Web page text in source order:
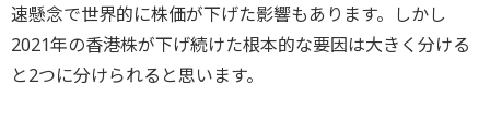
速懸念で世界的に株価が下げた影響もあります。しかし
2021年の香港株が下げ続けた根本的な要因は大きく分ける
と2つに分けられると思います。